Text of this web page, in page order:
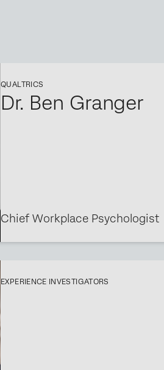
QUALTRICS
Dr. Ben Granger
Chief Workplace Psychologist
EXPERIENCE INVESTIGATORS